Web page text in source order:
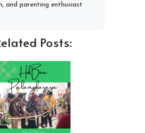
and parenting enthusiast
Posts: